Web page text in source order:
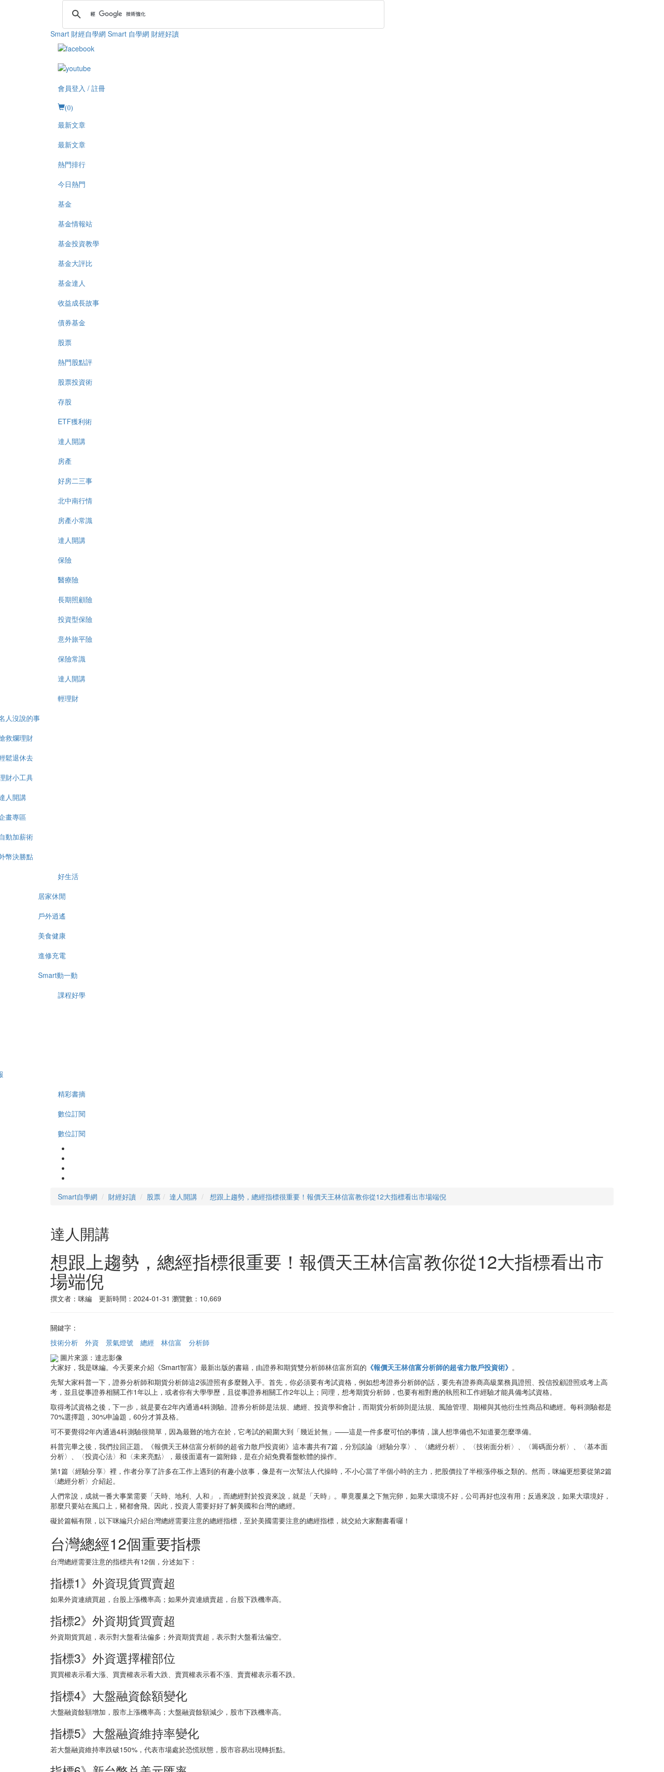
Smart 財經自學網 Smart 自學網 財經好讀
會員登入 / 註冊
(0)
最新文章
最新文章
熱門排行
今日熱門
基金
基金情報站
基金投資教學
基金大評比
基金達人
收益成長故事
債券基金
股票
熱門股點評
股票投資術
存股
ETF獲利術
達人開講
房產
好房二三事
北中南行情
房產小常識
達人開講
保險
醫療險
長期照顧險
投資型保險
意外旅平險
保險常識
達人開講
輕理財
人沒說的事
救爛理財
鬆退休去
財小工具
人開講
畫專區
動加薪術
幣決勝點
好生活
居家休閒
戶外逍遙
美食健康
進修充電
Smart動一動
課程好學
精彩書摘
數位訂閱
數位訂閱
Smart自學網 財經好讀 股票 達人開講 想跟上趨勢，總經指標很重要！報價天王林信富教你從12大指標看出市場端倪
達人開講
想跟上趨勢，總經指標很重要！報價天王林信富教你從12大指標看出市
場端倪
撰文者：咪編 更新時間：2024-01-31 瀏覽數：10,669
關鍵字：
技術分析
外資 景氣燈號 總經 林信富
分析師
圖片來源：達志影像
大家好，我是咪編。今天要來介紹《Smart智富》最新出版的書籍，由證券和期貨雙分析師林信富所寫的 《報價天王林信富分析師的超省力散戶投資術》 。
先幫大家科普一下，證券分析師和期貨分析師這2張證照有多麼難入手。首先，你必須要有考試資格，例如想考證券分析師的話，要先有證券商高級業務員證照、投信投顧證照或考上高
考，並且從事證券相關工作1年以上，或者你有大學學歷，且從事證券相關工作2年以上；同理，想考期貨分析師，也要有相對應的執照和工作經驗才能具備考試資格。
取得考試資格之後，下一步，就是要在2年內通過4科測驗。證券分析師是法規、總經、投資學和會計，而期貨分析師則是法規、風險管理、期權與其他衍生性商品和總經。每科測驗都是
70%選擇題，30%申論題，60分才算及格。
可不要覺得2年內通過4科測驗很簡單，因為最難的地方在於，它考試的範圍大到「幾近於無」——這是一件多麼可怕的事情，讓人想準備也不知道要怎麼準備。
科普完畢之後，我們拉回正題。《報價天王林信富分析師的超省力散戶投資術》這本書共有7篇，分別談論〈經驗分享〉、〈總經分析〉、〈技術面分析〉、〈籌碼面分析〉、〈基本面
分析〉、〈投資心法〉和〈未來亮點〉，最後面還有一篇附錄，是在介紹免費看盤軟體的操作。
第1篇〈經驗分享〉裡，作者分享了許多在工作上遇到的有趣小故事，像是有一次幫法人代操時，不小心當了半個小時的主力，把股價拉了半根漲停板之類的。然而，咪編更想要從第2篇
〈總經分析〉介紹起。
人們常說，成就一番大事業需要「天時、地利、人和」，而總經對於投資來說，就是「天時」。畢竟覆巢之下無完卵，如果大環境不好，公司再好也沒有用；反過來說，如果大環境好，
那麼只要站在風口上，豬都會飛。因此，投資人需要好好了解美國和台灣的總經。
礙於篇幅有限，以下咪編只介紹台灣總經需要注意的總經指標，至於美國需要注意的總經指標，就交給大家翻書看囉！
台灣總經12個重要指標
台灣總經需要注意的指標共有12個，分述如下：
指標1》外資現貨買賣超
如果外資連續買超，台股上漲機率高；如果外資連續賣超，台股下跌機率高。
指標2》外資期貨買賣超
外資期貨買超，表示對大盤看法偏多；外資期貨賣超，表示對大盤看法偏空。
指標3》外資選擇權部位
買買權表示看大漲、買賣權表示看大跌、賣買權表示看不漲、賣賣權表示看不跌。
指標4》大盤融資餘額變化
大盤融資餘額增加，股市上漲機率高；大盤融資餘額減少，股市下跌機率高。
指標5》大盤融資維持率變化
若大盤融資維持率跌破150%，代表市場處於恐慌狀態，股市容易出現轉折點。